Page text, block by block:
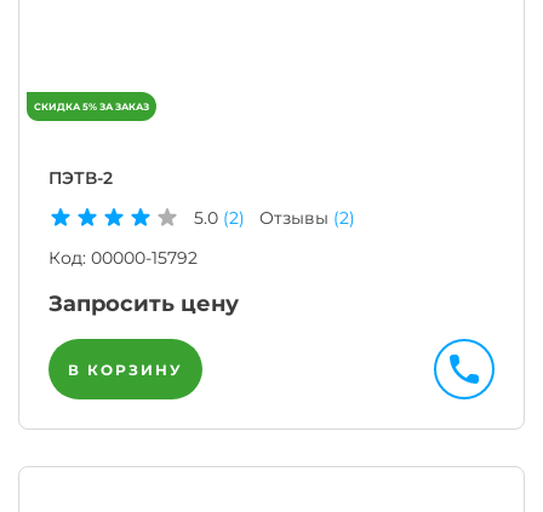
ПЭТВ-2
5.0 (2) Отзывы (2)
Код: 00000-15792
Запросить цену
В КОРЗИНУ